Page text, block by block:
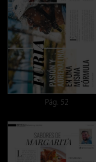
Pág. 52